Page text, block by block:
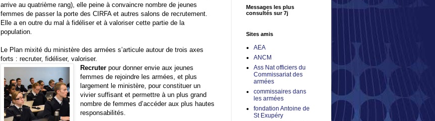
arrive au quatrième rang), elle peine à convaincre nombre de jeunes
femmes de passer la porte des CIRFA et autres salons de recrutement.
Elle a en outre du mal à fidéliser et à valoriser cette partie de la
population.
Le Plan mixité du ministère des armées s’articule autour de trois axes
forts : recruter, fidéliser, valoriser.
Recruterpour donner envie aux jeunes
femmes de rejoindre les armées, et plus
largement le ministère, pour constituer un
vivier suffisant et permettre à un plus grand
nombre de femmes d’accéder aux plus hautes
responsabilités.
Messages les plus
consultés sur 7j
Sites amis
AEA
ANCM
Ass Nat officiers du
Commissariat des
armées
commissaires dans
les armées
fondation Antoine de
St Exupéry